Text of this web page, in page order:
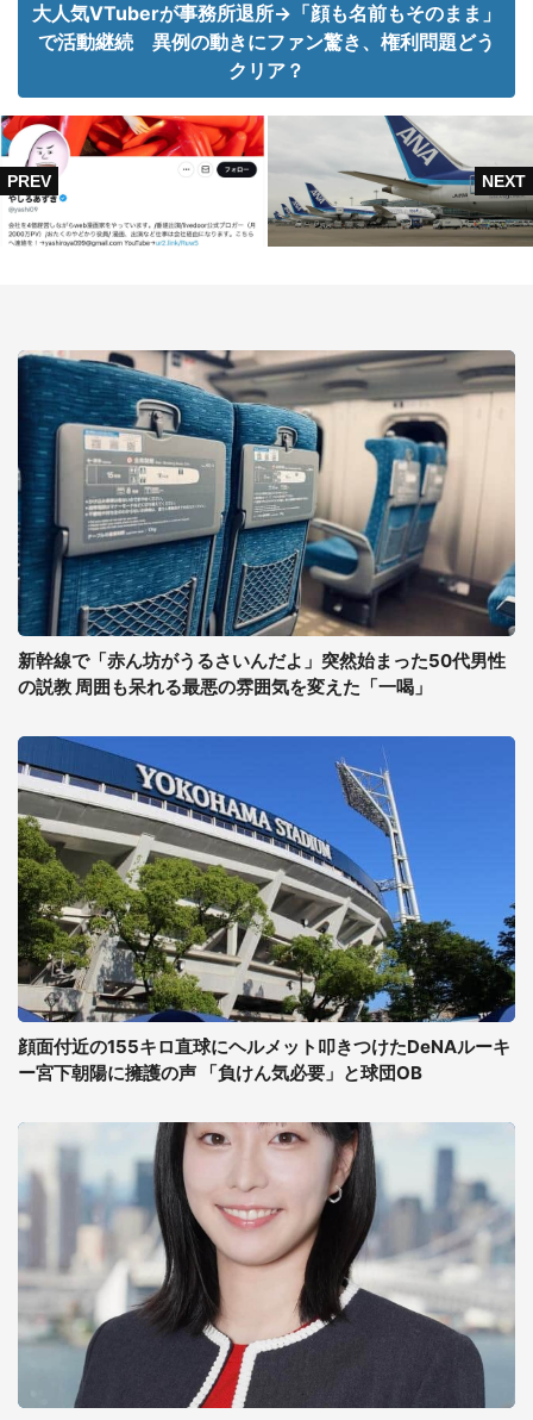
大人気VTuberが事務所退所→「顔も名前もそのまま」
で活動継続 異例の動きにファン驚き、権利問題どう
クリア？
新幹線で「赤ん坊がうるさいんだよ」突然始まった50代男性
の説教 周囲も呆れる最悪の雰囲気を変えた「一喝」
顔面付近の155キロ直球にヘルメット叩きつけたDeNAルーキ
ー宮下朝陽に擁護の声 「負けん気必要」と球団OB